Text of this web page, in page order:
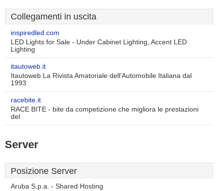
Collegamenti in uscita
inspiredled.com
LED Lights for Sale - Under Cabinet Lighting, Accent LED
Lighting
itautoweb.it
Itautoweb La Rivista Amatoriale dell'Automobile Italiana dal
1993
racebite.it
RACE BITE - bite da competizione che migliora le prestazioni
del
Server
Posizione Server
Aruba S.p.a. - Shared Hosting